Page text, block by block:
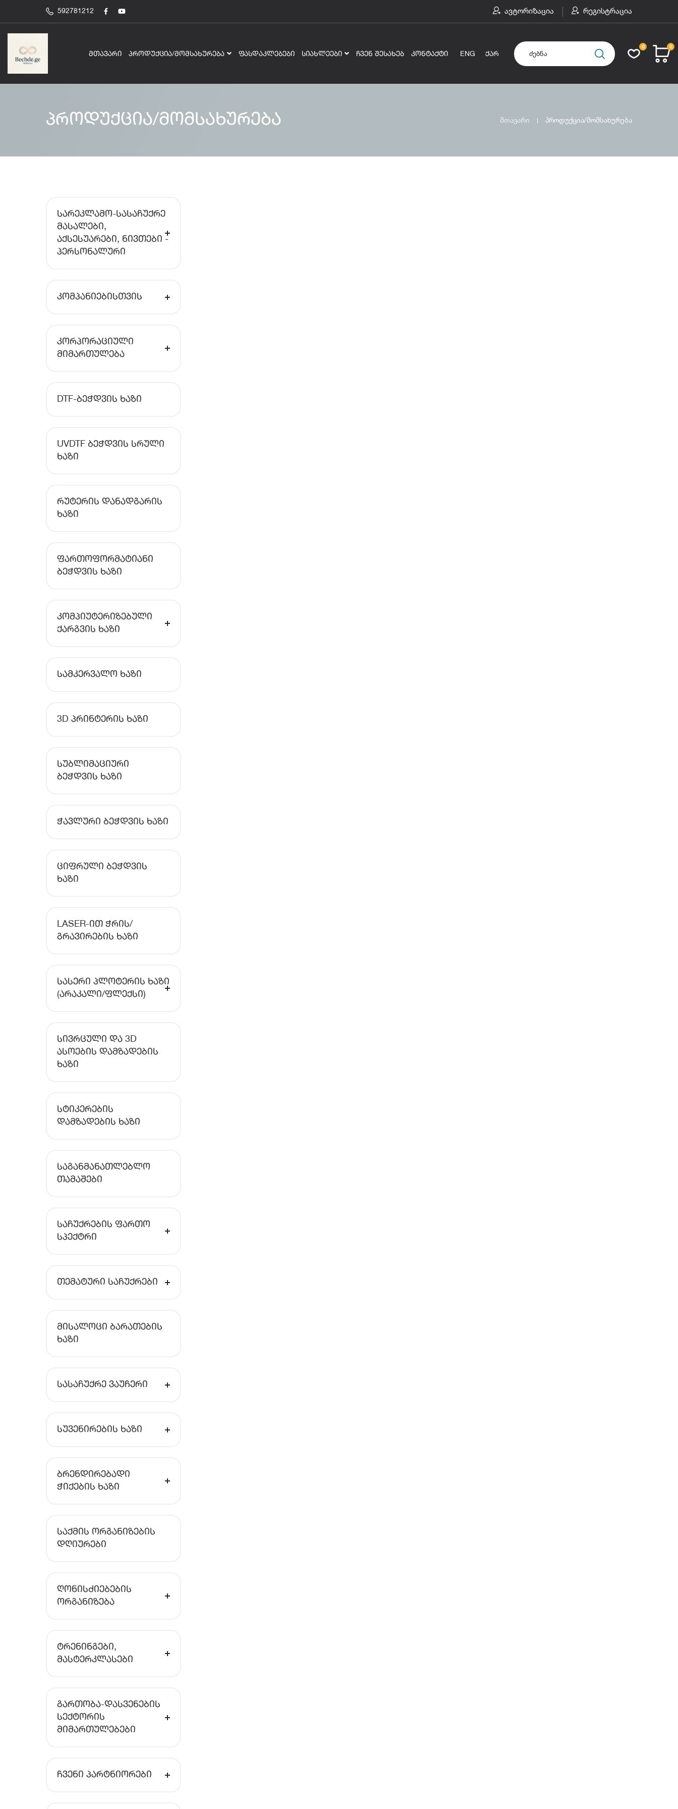
592781212 ავტორიზაცია რეგისტრაცია
ᲛᲗᲐᲕᲐᲠᲘ ᲞᲠᲝᲓᲣᲥᲪᲘᲐ/ᲛᲝᲛᲡᲐᲮᲣᲠᲔᲑᲐ ᲤᲐᲡᲓᲐᲙᲚᲔᲑᲔᲑᲘ ᲡᲘᲐᲮᲚᲔᲔᲑᲘ ᲩᲕᲔᲜ ᲨᲔᲡᲐᲮᲔᲑ ᲙᲝᲜᲢᲐᲥᲢᲘ ENG ᲥᲐᲠ
0 0
პროდუქცია/მომსახურება მთავარი პროდუქცია/მომსახურება
ᲡᲐᲠᲔᲙᲚᲐᲛᲝ-ᲡᲐᲡᲐᲩᲣᲥᲠᲔ
ᲛᲐᲡᲐᲚᲔᲑᲘ,
ᲐᲥᲡᲔᲡᲣᲐᲠᲔᲑᲘ, ᲜᲘᲕᲗᲔᲑᲘ -
ᲞᲔᲠᲡᲝᲜᲐᲚᲣᲠᲘ
ᲙᲝᲛᲞᲐᲜᲘᲔᲑᲘᲡᲗᲕᲘᲡ
ᲙᲝᲠᲞᲝᲠᲐᲪᲘᲣᲚᲘ
ᲛᲘᲛᲐᲠᲗᲣᲚᲔᲑᲐ
DTF-ᲑᲔᲭᲓᲕᲘᲡ ᲮᲐᲖᲘ
UVDTF ᲑᲔᲭᲓᲕᲘᲡ ᲡᲠᲣᲚᲘ
ᲮᲐᲖᲘ
ᲠᲣᲢᲔᲠᲘᲡ ᲓᲐᲜᲐᲓᲒᲐᲠᲘᲡ
ᲮᲐᲖᲘ
ᲤᲐᲠᲗᲝᲤᲝᲠᲛᲐᲢᲘᲐᲜᲘ
ᲑᲔᲭᲓᲕᲘᲡ ᲮᲐᲖᲘ
ᲙᲝᲛᲞᲘᲣᲢᲔᲠᲘᲖᲔᲑᲣᲚᲘ
ᲥᲐᲠᲒᲕᲘᲡ ᲮᲐᲖᲘ
ᲡᲐᲛᲙᲔᲠᲕᲐᲚᲝ ᲮᲐᲖᲘ
3D ᲞᲠᲘᲜᲢᲔᲠᲘᲡ ᲮᲐᲖᲘ
ᲡᲣᲑᲚᲘᲛᲐᲪᲘᲣᲠᲘ
ᲑᲔᲭᲓᲕᲘᲡ ᲮᲐᲖᲘ
ᲭᲐᲕᲚᲣᲠᲘ ᲑᲔᲭᲓᲕᲘᲡ ᲮᲐᲖᲘ
ᲪᲘᲤᲠᲣᲚᲘ ᲑᲔᲭᲓᲕᲘᲡ
ᲮᲐᲖᲘ
LASER-ᲘᲗ ᲭᲠᲘᲡ/
ᲒᲠᲐᲕᲘᲠᲔᲑᲘᲡ ᲮᲐᲖᲘ
ᲡᲐᲡᲔᲠᲘ ᲞᲚᲝᲢᲔᲠᲘᲡ ᲮᲐᲖᲘ
(ᲐᲠᲐᲙᲐᲚᲘ/ᲤᲚᲔᲥᲡᲘ)
ᲡᲘᲕᲠᲪᲣᲚᲘ ᲓᲐ 3D
ᲐᲡᲝᲔᲑᲘᲡ ᲓᲐᲛᲖᲐᲓᲔᲑᲘᲡ
ᲮᲐᲖᲘ
ᲡᲢᲘᲙᲔᲠᲔᲑᲘᲡ
ᲓᲐᲛᲖᲐᲓᲔᲑᲘᲡ ᲮᲐᲖᲘ
ᲡᲐᲒᲐᲜᲛᲐᲜᲐᲗᲚᲔᲑᲚᲝ
ᲗᲐᲛᲐᲨᲔᲑᲘ
ᲡᲐᲩᲣᲥᲠᲔᲑᲘᲡ ᲤᲐᲠᲗᲝ
ᲡᲞᲔᲥᲢᲠᲘ
ᲗᲔᲛᲐᲢᲣᲠᲘ ᲡᲐᲩᲣᲥᲠᲔᲑᲘ
ᲛᲘᲡᲐᲚᲝᲪᲘ ᲑᲐᲠᲐᲗᲔᲑᲘᲡ
ᲮᲐᲖᲘ
ᲡᲐᲡᲐᲩᲣᲥᲠᲔ ᲕᲐᲣᲩᲔᲠᲘ
ᲡᲣᲕᲔᲜᲘᲠᲔᲑᲘᲡ ᲮᲐᲖᲘ
ᲑᲠᲔᲜᲓᲘᲠᲔᲑᲐᲓᲘ
ᲭᲘᲥᲔᲑᲘᲡ ᲮᲐᲖᲘ
ᲡᲐᲥᲛᲘᲡ ᲝᲠᲒᲐᲜᲘᲖᲔᲑᲘᲡ
ᲓᲦᲘᲣᲠᲔᲑᲘ
ᲦᲝᲜᲘᲡᲫᲘᲔᲑᲔᲑᲘᲡ
ᲝᲠᲒᲐᲜᲘᲖᲔᲑᲐ
ᲢᲠᲔᲜᲘᲜᲒᲔᲑᲘ,
ᲛᲐᲡᲢᲔᲠᲙᲚᲐᲡᲔᲑᲘ
ᲒᲐᲠᲗᲝᲑᲐ-ᲓᲐᲡᲕᲔᲜᲔᲑᲘᲡ
ᲡᲔᲥᲢᲝᲠᲘᲡ
ᲛᲘᲛᲐᲠᲗᲣᲚᲔᲑᲔᲑᲘ
ᲩᲕᲔᲜᲘ ᲞᲐᲠᲢᲜᲘᲝᲠᲔᲑᲘ